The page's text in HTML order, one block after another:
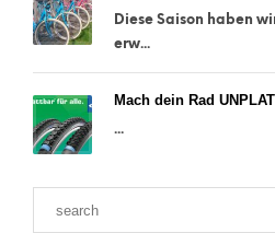
Diese Saison haben
erw...
Mach dein Rad
...